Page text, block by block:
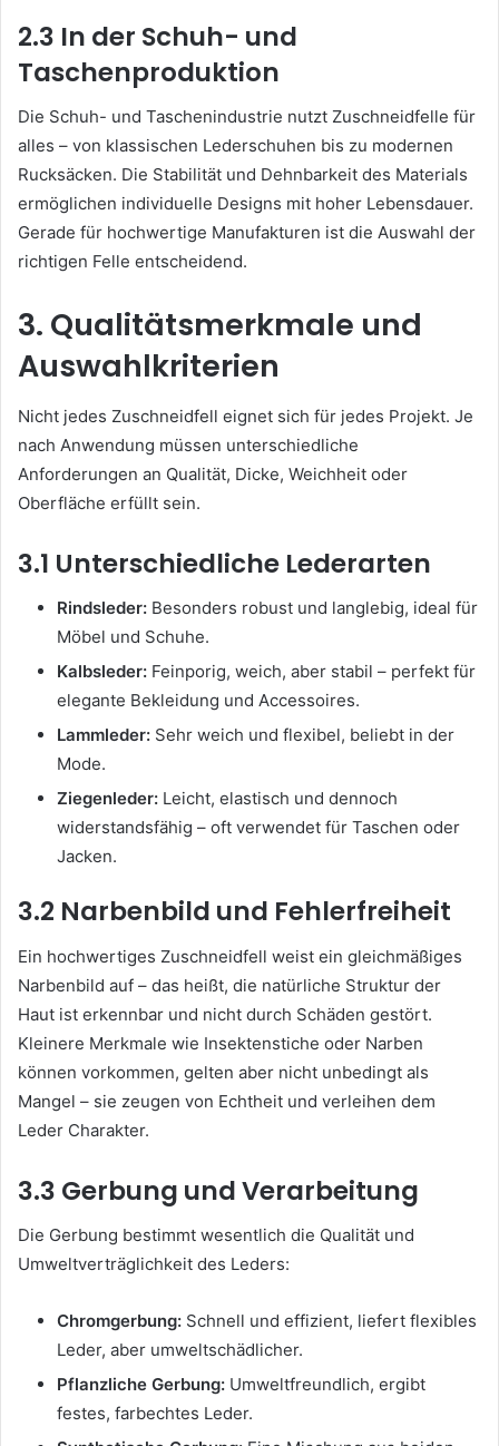
2.3 In der Schuh- und
Taschenproduktion
Die Schuh- und Taschenindustrie nutzt Zuschneidfelle für
alles – von klassischen Lederschuhen bis zu modernen
Rucksäcken. Die Stabilität und Dehnbarkeit des Materials
ermöglichen individuelle Designs mit hoher Lebensdauer.
Gerade für hochwertige Manufakturen ist die Auswahl der
richtigen Felle entscheidend.
3. Qualitätsmerkmale und
Auswahlkriterien
Nicht jedes Zuschneidfell eignet sich für jedes Projekt. Je
nach Anwendung müssen unterschiedliche
Anforderungen an Qualität, Dicke, Weichheit oder
Oberfläche erfüllt sein.
3.1 Unterschiedliche Lederarten
Rindsleder: Besonders robust und langlebig, ideal für
Möbel und Schuhe.
Kalbsleder: Feinporig, weich, aber stabil – perfekt für
elegante Bekleidung und Accessoires.
Lammleder: Sehr weich und flexibel, beliebt in der
Mode.
Ziegenleder: Leicht, elastisch und dennoch
widerstandsfähig – oft verwendet für Taschen oder
Jacken.
3.2 Narbenbild und Fehlerfreiheit
Ein hochwertiges Zuschneidfell weist ein gleichmäßiges
Narbenbild auf – das heißt, die natürliche Struktur der
Haut ist erkennbar und nicht durch Schäden gestört.
Kleinere Merkmale wie Insektenstiche oder Narben
können vorkommen, gelten aber nicht unbedingt als
Mangel – sie zeugen von Echtheit und verleihen dem
Leder Charakter.
3.3 Gerbung und Verarbeitung
Die Gerbung bestimmt wesentlich die Qualität und
Umweltverträglichkeit des Leders:
Chromgerbung: Schnell und effizient, liefert flexibles
Leder, aber umweltschädlicher.
Pflanzliche Gerbung: Umweltfreundlich, ergibt
festes, farbechtes Leder.